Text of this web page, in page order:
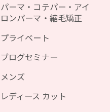
パーマ・コテパー・アイ
ロンパーマ・縮毛矯正
プライベート
ブログセミナー
メンズ
レディース カット